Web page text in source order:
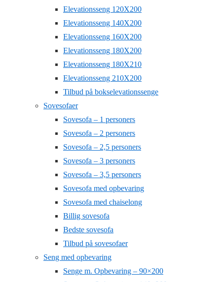
Elevationsseng 120X200
Elevationsseng 140X200
Elevationsseng 160X200
Elevationsseng 180X200
Elevationsseng 180X210
Elevationsseng 210X200
Tilbud på bokselevationssenge
Sovesofaer
Sovesofa – 1 personers
Sovesofa – 2 personers
Sovesofa – 2,5 personers
Sovesofa – 3 personers
Sovesofa – 3,5 personers
Sovesofa med opbevaring
Sovesofa med chaiselong
Billig sovesofa
Bedste sovesofa
Tilbud på sovesofaer
Seng med opbevaring
Senge m. Opbevaring – 90×200